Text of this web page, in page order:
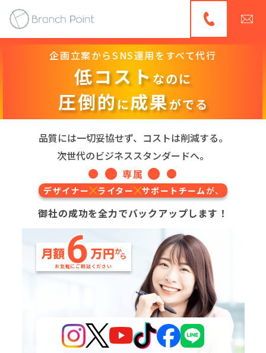
企画立案からSNS運用をすべて代行
低コストなのに
圧倒的に成果がでる
品質には一切妥協せず、コストは削減する。
次世代のビジネススタンダードへ。
専属
デザイナー ライター サポートチームが、
御社の成功を全力でバックアップします！
月額 万円から
お気軽にご相談ください